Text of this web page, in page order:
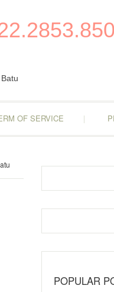
OF SERVICE
POPULAR